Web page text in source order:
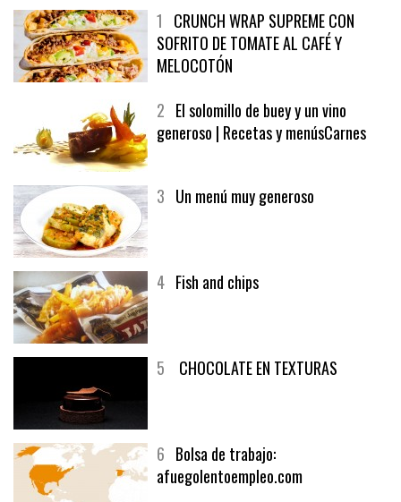
1CRUNCH WRAP SUPREME CON
SOFRITO DE TOMATE AL CAFÉ Y
MELOCOTÓN
2El solomillo de buey y un vino
6Bolsa de trabajo: